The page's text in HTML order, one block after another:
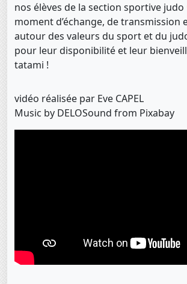
nos élèves de la section sportive
moment d’échange, de transmission
autour des valeurs du sport et du
pour leur disponibilité et leur
tatami !
vidéo réalisée par Eve CAPEL
Music by DELOSound from Pixabay